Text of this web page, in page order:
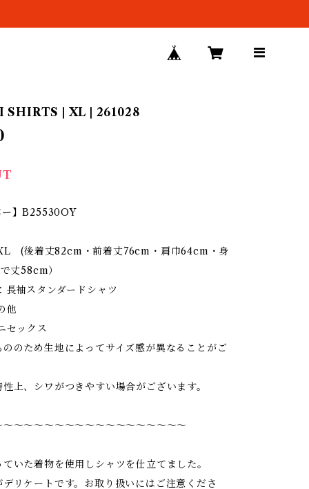
SHIRTS | XL | 261028
ー】B25530OY
(後着丈82cm・前着丈76cm・肩巾64cm・身
丈58cm）
袖スタンダードシャツ
他
セックス
のため生地によってサイズ感が異なることがご
上、シワがつきやすい場合がございます。
〜〜〜〜〜〜〜〜〜〜〜〜〜〜〜〜〜
いた着物を使用しシャツを仕立てました。
リケートです。お取り扱いにはご注意くださ